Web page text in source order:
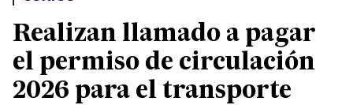
Realizan llamado a pagar
el permiso de circulación
2026 para el transporte